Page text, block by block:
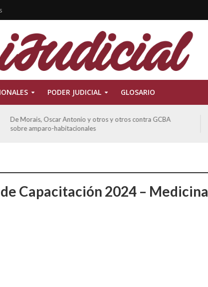
PODER JUDICIAL GLOSARIO
De Morais, Oscar Antonio y otros y otros contra GCBA
sobre amparo-habitacionales
Capacitación 2024 – Medicina